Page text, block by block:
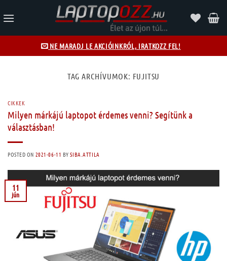
to
NE MARADJ LE AKCIÓINKRÓL, IRATKOZZ FEL!
TAG ARCHÍVUMOK: FUJITSU
CIKKEK
Milyen márkájú laptopot érdemes venni? Segítünk a
választásban!
POSTED ON 2021-06-11 BYSIBA.ATTILA
11
jún